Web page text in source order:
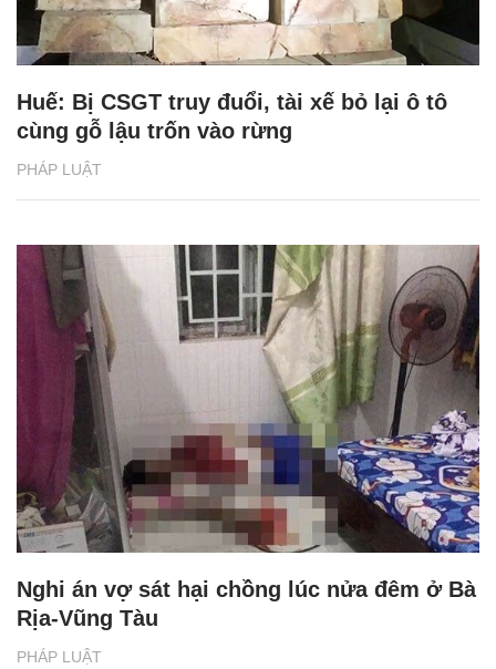
PHÁP LUẬT
Huế: Bị CSGT truy đuổi, tài xế bỏ lại ô tô
cùng gỗ lậu trốn vào rừng
PHÁP LUẬT
Nghi án vợ sát hại chồng lúc nửa đêm ở Bà
Rịa-Vũng Tàu